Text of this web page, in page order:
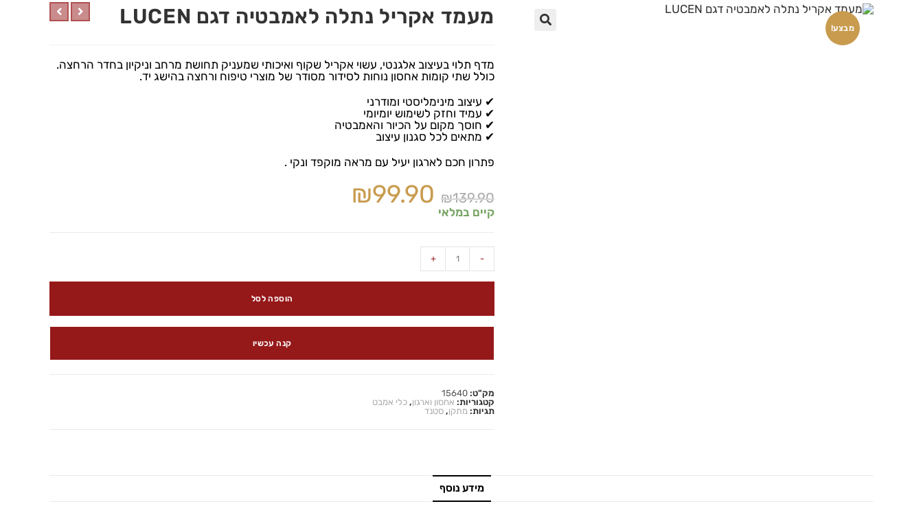
מבצע! מעמד אקריל נתלה לאמבטיה דגם LUCEN
מדף תלוי בעיצוב אלגנטי, עשוי אקריל שקוף ואיכותי שמעניק תחושת מרחב וניקיון בחדר הרחצה.
כולל שתי קומות אחסון נוחות לסידור מסודר של מוצרי טיפוח ורחצה בהישג יד.
✔ עיצוב מינימליסטי ומודרני
✔ עמיד וחזק לשימוש יומיומי
✔ חוסך מקום על הכיור והאמבטיה
✔ מתאים לכל סגנון עיצוב
פתרון חכם לארגון יעיל עם מראה מוקפד ונקי .
₪139.90
₪99.90
קיים במלאי
-
+
הוספה לסל
קנה עכשיו
מק"ט: 15640
קטגוריות: אחסון וארגון, כלי אמבט
תגיות: מתקן, סטנד
מידע נוסף